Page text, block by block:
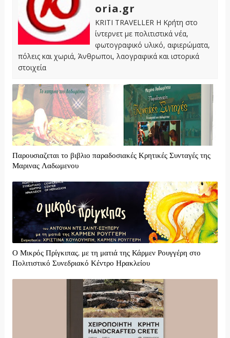
oria.gr
KRITI TRAVELLER Η Κρήτη στο
ίντερνετ με πολιτιστικά νέα,
φωτογραφικό υλικό, αφιερώματα,
πόλεις και χωριά, Άνθρωποι, λαογραφικά και ιστορικά
στοιχεία
Παρουσιαζεται το βιβλιο παραδοσιακές Κρητικές Συνταγές της
Μαρινας Λαδωμενου
Ο Μικρός Πρίγκιπας, με τη ματιά της Κάρμεν Ρουγγέρη στο
Πολιτιστικό Συνεδριακό Κέντρο Ηρακλείου